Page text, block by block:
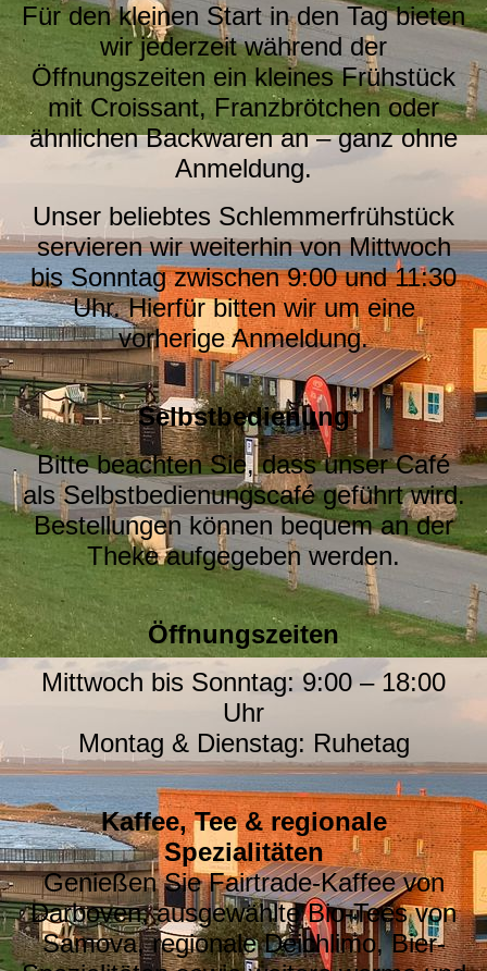
Für den kleinen Start in den Tag bieten
wir jederzeit während der
Öffnungszeiten ein kleines Frühstück
mit Croissant, Franzbrötchen oder
ähnlichen Backwaren an – ganz ohne
Anmeldung.
Unser beliebtes Schlemmerfrühstück
servieren wir weiterhin von Mittwoch
bis Sonntag zwischen 9:00 und 11:30
Uhr. Hierfür bitten wir um eine
vorherige Anmeldung.
Selbstbedienung
Bitte beachten Sie, dass unser Café
als Selbstbedienungscafé geführt wird.
Bestellungen können bequem an der
Theke aufgegeben werden.
Öffnungszeiten
Mittwoch bis Sonntag: 9:00 – 18:00
Uhr
Montag & Dienstag: Ruhetag
Kaffee, Tee & regionale
Spezialitäten
Genießen Sie Fairtrade-Kaffee von
Darboven, ausgewählte Bio-Tees von
Samova, regionale Deichlimo, Bier-